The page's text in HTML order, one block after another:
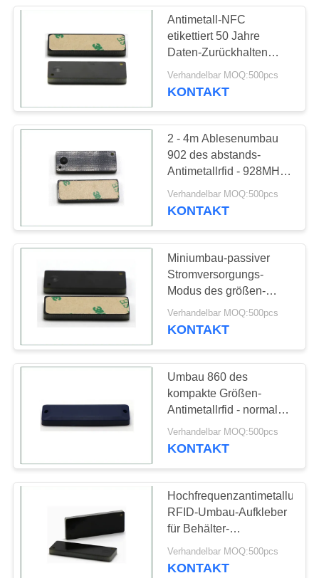
NACHRICHTEN
FÄLLE
SITEMAP
PRIVACY
POLICY
Plastikgeschenk-
Karten
29
PVC-
Gepäckanhänger
Wäscheservice
RFID-Tag
19
Umbau NFC RFID
16
Antimetall-NFC
etikettiert 50 Jahre
Daten-Zurückhalten
UHF spezielle
keramische RFID
Verhandelbar MOQ:500pcs
KONTAKT
2 - 4m Ablesenumbau
902 des abstands-
Antimetallrfid - 928MHz
für die Anlagegut-
Spurhaltung
Verhandelbar MOQ:500pcs
KONTAKT
Miniumbau-passiver
Stromversorgungs-
Modus des größen-
Antimetallrfid für
Lagerverwaltung
Verhandelbar MOQ:500pcs
KONTAKT
Umbau 860 des
kompakte Größen-
Antimetallrfid - normale
Verpackung der
Frequenz-960MHz
Verhandelbar MOQ:500pcs
KONTAKT
RFID-Umbau-Aufkleber
für Behälter-
Identifizierung
Verhandelbar MOQ:500pcs
KONTAKT